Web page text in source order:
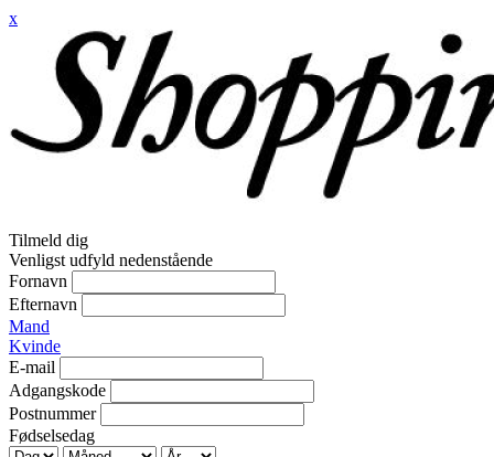
x
Tilmeld dig
Venligst udfyld nedenstående
Fornavn
Efternavn
Mand
Kvinde
E-mail
Adgangskode
Postnummer
Fødselsedag